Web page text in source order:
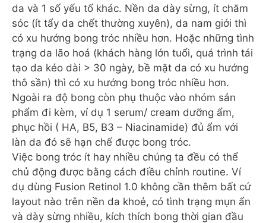
da và 1 số yếu tố khác. Nền da dày sừng, ít chăm
sóc (ít tẩy da chết thường xuyên), da nam giới thì
có xu hướng bong tróc nhiều hơn. Hoặc những tình
trạng da lão hoá (khách hàng lớn tuổi, quá trình tái
tạo da kéo dài > 30 ngày, bề mặt da có xu hướng
thô sần) thì có xu hướng bong tróc nhiều hơn.
Ngoài ra độ bong còn phụ thuộc vào nhóm sản
phẩm đi kèm, ví dụ 1 serum/ cream dưỡng ẩm,
phục hồi ( HA, B5, B3 – Niacinamide) đủ ẩm với
làn da đó sẽ hạn chế được bong tróc.
Việc bong tróc ít hay nhiều chúng ta đều có thể
chủ động được bằng cách điều chỉnh routine. Ví
dụ dùng Fusion Retinol 1.0 không cần thêm bất cứ
layout nào trên nền da khoẻ, có tình trạng mụn ẩn
và dày sừng nhiều, kích thích bong thời gian đầu